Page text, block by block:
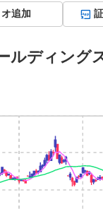
追加
ルディング